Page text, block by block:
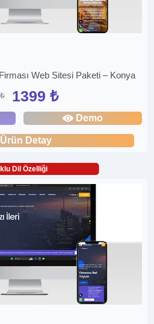
Web Sitesi Paketi – Konya
1399 ₺
Demo
Ürün Detay
Dil Özelliği